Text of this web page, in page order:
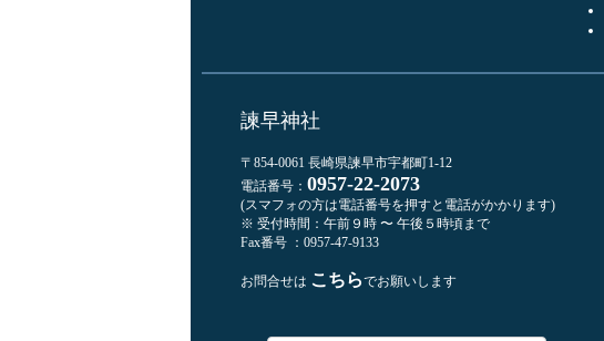
諫早神社
〒854-0061 長崎県諫早市宇都町1-12
電話番号： 0957-22-2073
(スマフォの方は電話番号を押すと電話がかかります)
※ 受付時間：午前９時 〜 午後５時頃まで
Fax番号 ：0957-47-9133
お問合せは こちらでお願いします